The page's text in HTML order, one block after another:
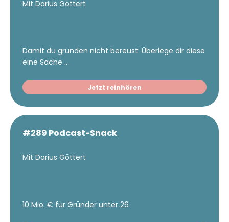
Mit Darius Göttert
Damit du gründen nicht bereust: Überlege dir diese
eine Sache ...
Jetzt reinhören
#289 Podcast-Snack
Mit Darius Göttert
10 Mio. € für Gründer unter 26